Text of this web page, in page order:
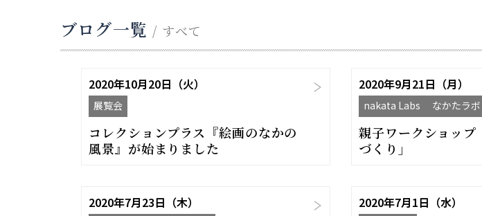
ブログ一覧 / すべて
2020年10月20日（火）
展覧会
コレクションプラス『絵画のなかの
風景』が始まりました
2020年9月21日（月）
nakata Labs なかたラボ
親子ワークショップ
づくり」
2020年7月23日（木） 2020年7月1日（水）